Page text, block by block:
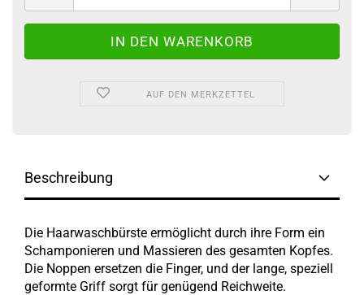
AUF DEN MERKZETTEL
Beschreibung
Die Haarwaschbürste ermöglicht durch ihre Form ein
Schamponieren und Massieren des gesamten Kopfes.
Die Noppen ersetzen die Finger, und der lange, speziell
geformte Griff sorgt für genügend Reichweite.